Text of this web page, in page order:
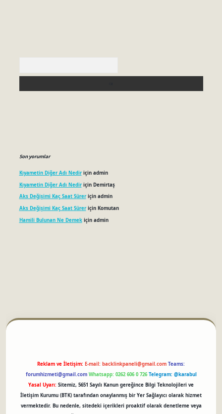
Son yorumlar
Kıyametin Diğer Adı Nediriçin admin
Kıyametin Diğer Adı Nediriçin Demirtaş
Aks Değişimi Kaç Saat Süreriçin admin
Aks Değişimi Kaç Saat Süreriçin Komutan
Hamili Bulunan Ne Demekiçin admin
Reklam ve İletişim: E-mail: backlinkpaneli@gmail.com Teams:
forumhizmeti@gmail.com Whatsapp: 0262 606 0 726 Telegram: @karabul
Yasal Uyarı: Sitemiz, 5651 Sayılı Kanun gereğince Bilgi Teknolojileri ve
İletişim Kurumu (BTK) tarafından onaylanmış bir Yer Sağlayıcı olarak hizmet
vermektedir. Bu nedenle, sitedeki içerikleri proaktif olarak denetleme veya